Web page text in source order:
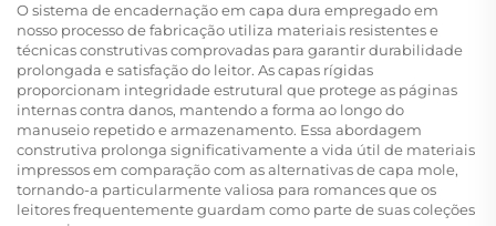
O sistema de encadernação em capa dura empregado em
nosso processo de fabricação utiliza materiais resistentes e
técnicas construtivas comprovadas para garantir durabilidade
prolongada e satisfação do leitor. As capas rígidas
proporcionam integridade estrutural que protege as páginas
internas contra danos, mantendo a forma ao longo do
manuseio repetido e armazenamento. Essa abordagem
construtiva prolonga significativamente a vida útil de materiais
impressos em comparação com as alternativas de capa mole,
tornando-a particularmente valiosa para romances que os
leitores frequentemente guardam como parte de suas coleções